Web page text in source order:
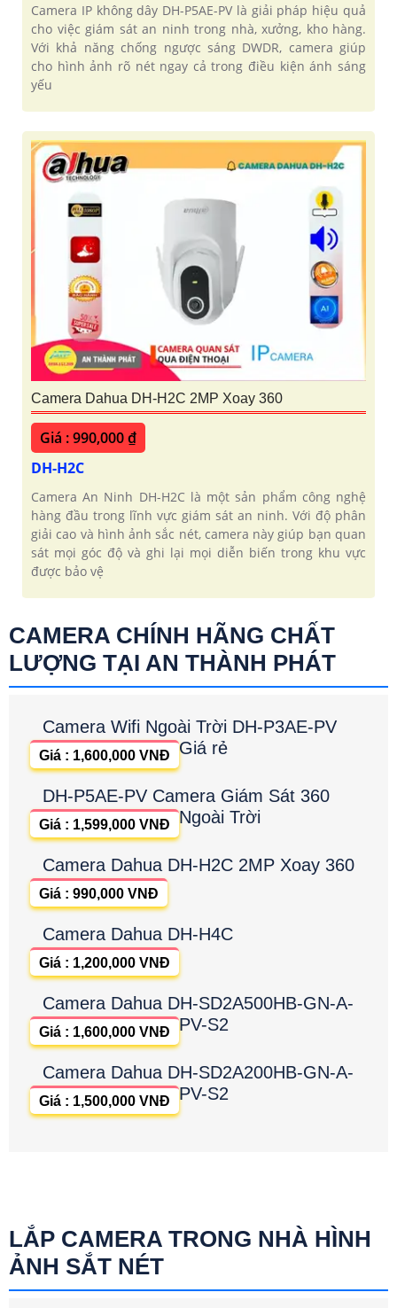
Camera IP không dây DH-P5AE-PV là giải pháp hiệu quả
cho việc giám sát an ninh trong nhà, xưởng, kho hàng.
Với khả năng chống ngược sáng DWDR, camera giúp
cho hình ảnh rõ nét ngay cả trong điều kiện ánh sáng
yếu
Camera Dahua DH-H2C 2MP Xoay 360
Giá : 990,000 ₫
DH-H2C
Camera An Ninh DH-H2C là một sản phẩm công nghệ
hàng đầu trong lĩnh vực giám sát an ninh. Với độ phân
giải cao và hình ảnh sắc nét, camera này giúp bạn quan
sát mọi góc độ và ghi lại mọi diễn biến trong khu vực
được bảo vệ
CAMERA CHÍNH HÃNG CHẤT
LƯỢNG TẠI AN THÀNH PHÁT
Camera Wifi Ngoài Trời DH-P3AE-PV
Giá rẻ
Giá : 1,600,000 VNĐ
DH-P5AE-PV Camera Giám Sát 360
Ngoài Trời
Giá : 1,599,000 VNĐ
Camera Dahua DH-H2C 2MP Xoay 360
Giá : 990,000 VNĐ
Camera Dahua DH-H4C
Giá : 1,200,000 VNĐ
Camera Dahua DH-SD2A500HB-GN-A-
PV-S2
Giá : 1,600,000 VNĐ
Camera Dahua DH-SD2A200HB-GN-A-
PV-S2
Giá : 1,500,000 VNĐ
LẮP CAMERA TRONG NHÀ HÌNH
ẢNH SẮT NÉT